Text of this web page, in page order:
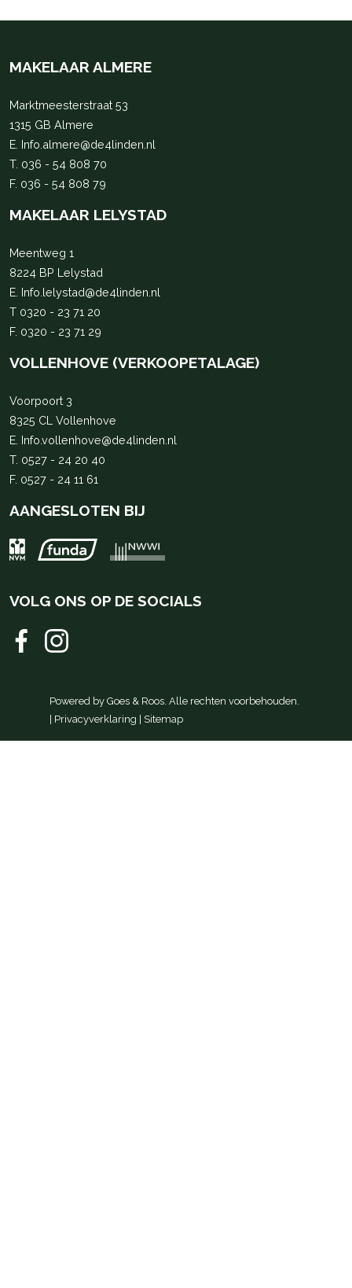
MAKELAAR ALMERE
Marktmeesterstraat 53
1315 GB Almere
E. Info.almere@de4linden.nl
T. 036 - 54 808 70
F. 036 - 54 808 79
MAKELAAR LELYSTAD
Meentweg 1
8224 BP Lelystad
E. Info.lelystad@de4linden.nl
T 0320 - 23 71 20
F. 0320 - 23 71 29
VOLLENHOVE (VERKOOPETALAGE)
Voorpoort 3
8325 CL Vollenhove
E. Info.vollenhove@de4linden.nl
T. 0527 - 24 20 40
F. 0527 - 24 11 61
AANGESLOTEN BIJ
VOLG ONS OP DE SOCIALS
Powered by Goes & Roos. Alle rechten voorbehouden.
Privacyverklaring Sitemap